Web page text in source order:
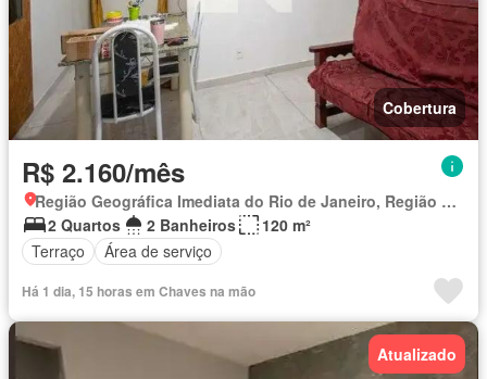
Cobertura
R$ 2.160/mês
Região Geográfica Imediata do Rio de Janeiro, Região Metropolitana do Rio de Janeiro
2 Quartos
2 Banheiros
120 m²
Terraço
Área de serviço
Há 1 dia, 15 horas em Chaves na mão
Atualizado